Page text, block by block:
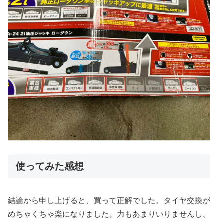
使ってみた感想
結論から申し上げると、買って正解でした。タイヤ交換が
めちゃくちゃ楽になりました。力もあまりいりませんし、